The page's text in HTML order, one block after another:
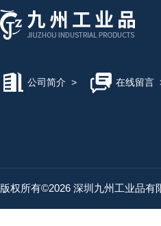
公司简介 > 在线留言
版权所有©2026 深圳九州工业品有